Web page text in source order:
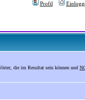
Profil
die im Resultat sein können und